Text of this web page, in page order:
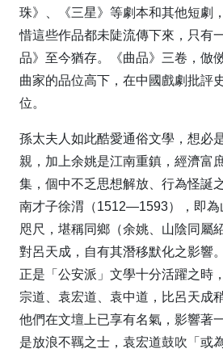
珠》、《三星》等劇本和其他短劇
惜這些作品都未陡流傳下來，只有
品》至今猶存。《曲品》三卷，倣
曲家的品位高下，在中國戲劇批評
位。
孫太夫人如此酷愛通俗文學，想必
親，加上余姚是江南重鎮，經濟富
集，個中不乏思想解放、行為怪誕
南才子徐渭（1512—1593），即為
咫尺，堪稱同鄉（余姚、山陰同屬
對呂天成，自有其潛移默化之影響
正是「公安派」文學十分活躍之時
宗道、袁宏道、袁中道，比呂天成
他們在文壇上已享有名氣，影響著
是放浪不羈之士，袁宏道鼓吹「或